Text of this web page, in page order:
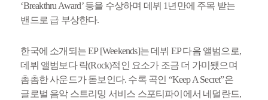
‘Breakthru Award’ 등을 수상하며 데뷔 1년만에 주목 받는
밴드로 급 부상한다.
한국에 소개되는 EP [Weekends]는 데뷔 EP 다음 앨범으로,
데뷔 앨범보다 락(Rock)적인 요소가 조금 더 가미됐으며
촘촘한 사운드가 돋보인다. 수록 곡인 “Keep A Secret”은
글로벌 음악 스트리밍 서비스 스포티파이에서 네덜란드,